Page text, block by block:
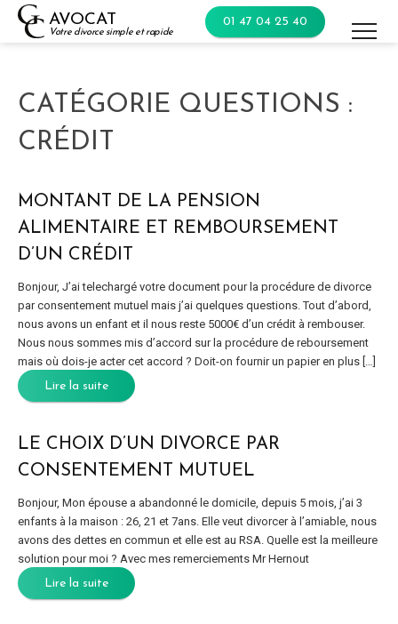
Skip
AVOCAT
Votre divorce simple et rapide
01 47 04 25 40
CATÉGORIE QUESTIONS :
CRÉDIT
MONTANT DE LA PENSION
ALIMENTAIRE ET REMBOURSEMENT
D’UN CRÉDIT
Bonjour, J’ai telechargé votre document pour la procédure de divorce
par consentement mutuel mais j’ai quelques questions. Tout d’abord,
nous avons un enfant et il nous reste 5000€ d’un crédit à rembouser.
Nous nous sommes mis d’accord sur la procédure de reboursement
mais où dois-je acter cet accord ? Doit-on fournir un papier en plus […]
Lire la suite
LE CHOIX D’UN DIVORCE PAR
CONSENTEMENT MUTUEL
Bonjour, Mon épouse a abandonné le domicile, depuis 5 mois, j’ai 3
enfants à la maison : 26, 21 et 7ans. Elle veut divorcer à l’amiable, nous
avons des dettes en commun et elle est au RSA. Quelle est la meilleure
solution pour moi ? Avec mes remerciements Mr Hernout
Lire la suite